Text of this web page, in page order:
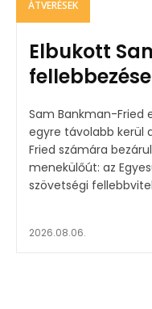
ÁTVERÉSEK
Elbukott
Sam Bankman-Fried
egyre távolabb kerül a
Fried számára
menekülőút: az
szövetségi
2026.08.06.